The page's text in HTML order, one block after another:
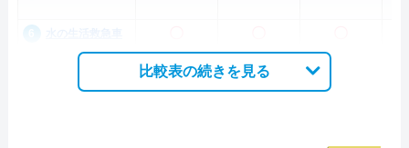
比較表の続きを見る